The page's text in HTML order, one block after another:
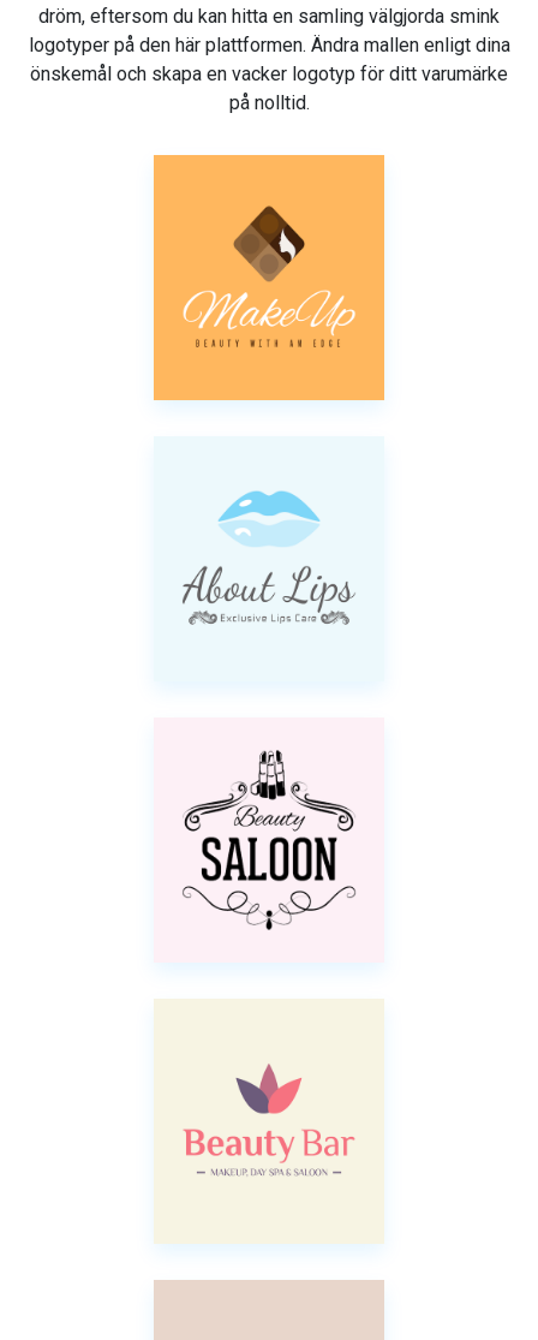
dröm, eftersom du kan hitta en samling välgjorda smink
logotyper på den här plattformen. Ändra mallen enligt dina
önskemål och skapa en vacker logotyp för ditt varumärke
på nolltid.